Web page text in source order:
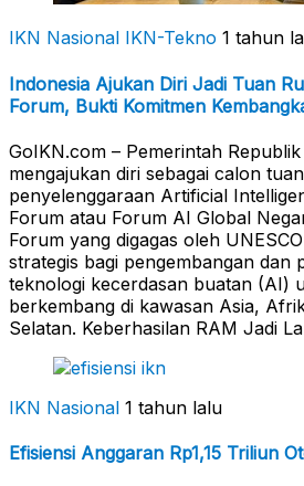
IKN Nasional IKN-Tekno 1 tahun
Indonesia Ajukan Diri Jadi Tuan
Forum, Bukti Komitmen
GoIKN.com – Pemerintah
mengajukan diri sebagai calon
penyelenggaraan Artificial
Forum atau Forum AI Global
Forum yang digagas oleh
strategis bagi pengembangan dan
teknologi kecerdasan buatan (AI)
berkembang di kawasan Asia,
Selatan. Keberhasilan RAM Jadi
IKN Nasional 1 tahun lalu
Efisiensi Anggaran Rp1,15 Triliun